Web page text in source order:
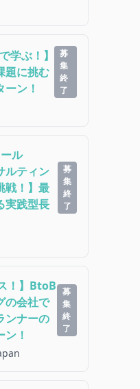
学ぶ！】
題に挑む
ン！
募
集
終
了
ル
ルティン
戦！】最
実践型長
募
集
終
了
！】BtoB
の会社で
ンナーの
！
募
集
終
了